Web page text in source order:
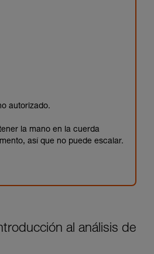
autorizado.
la mano en la cuerda
así que no puede escalar.
al análisis de